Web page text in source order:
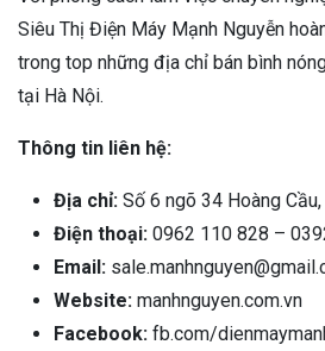
Siêu Thị Điện Máy Mạnh Nguyễn
trong top những địa chỉ bán bình
tại Hà Nội.
Thông tin liên hệ:
Địa chỉ: Số 6 ngõ 34 Hoàng
Điện thoại: 0962 110 828 –
Email:
Website: manhnguyen.com.vn
Facebook: fb.com/